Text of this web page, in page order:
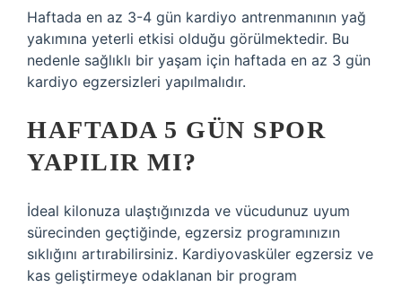
Haftada en az 3-4 gün kardiyo antrenmanının yağ
yakımına yeterli etkisi olduğu görülmektedir. Bu
nedenle sağlıklı bir yaşam için haftada en az 3 gün
kardiyo egzersizleri yapılmalıdır.
HAFTADA 5 GÜN SPOR
YAPILIR MI?
İdeal kilonuza ulaştığınızda ve vücudunuz uyum
sürecinden geçtiğinde, egzersiz programınızın
sıklığını artırabilirsiniz. Kardiyovasküler egzersiz ve
kas geliştirmeye odaklanan bir program